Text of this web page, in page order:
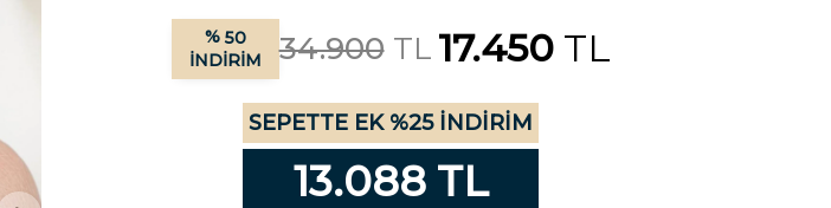
% 50
İNDIRIM
34.900TL 17.450TL
SEPETTE EK %25 İNDİRİM
13.088 TL